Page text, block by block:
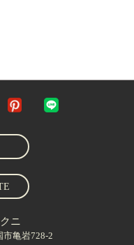
ニ
亀岩728-2